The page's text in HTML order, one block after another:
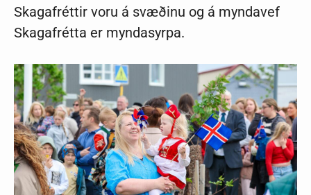
Skagafréttir voru á svæðinu og á myndavef
Skagafrétta er myndasyrpa.